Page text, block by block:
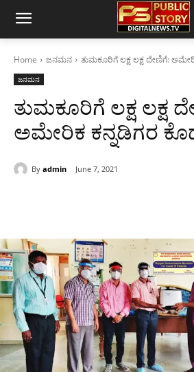
Home ಜನಮನ ತುಮಕೂರಿಗೆ ಲಕ್ಷ ಲಕ್ಷ ದೇಣಿಗೆ:
ಜನಮನ
ತುಮಕೂರಿಗೆ ಲಕ್ಷ ಲಕ್ಷ
ಅಮೇರಿಕ ಕನ್ನಡಿಗರ
By admin June 7, 2021